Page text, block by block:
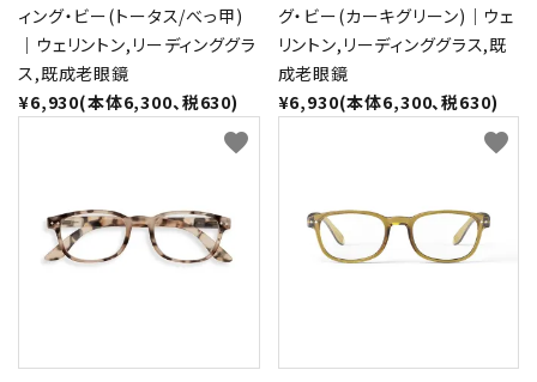
ィング・ビー(トータス/べっ甲)
｜ウェリントン,リーディンググラ
ス,既成老眼鏡
¥6,930(本体6,300、税630)
グ・ビー(カーキグリーン)｜ウェ
リントン,リーディンググラス,既
成老眼鏡
¥6,930(本体6,300、税630)
favorite favorite